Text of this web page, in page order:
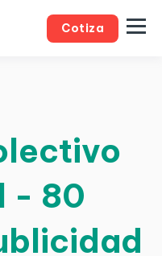
Cotiza
- 80